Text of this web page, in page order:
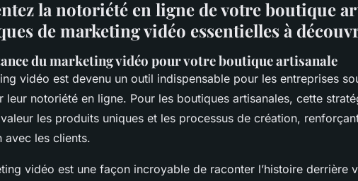
en ligne de
: techniques
essentielles à
la notoriété en ligne de votre boutique
de marketing vidéo essentielles à
du marketing vidéo pour votre boutique artisanale
vidéo est devenu un outil indispensable pour les entreprises
leur notoriété en ligne. Pour les boutiques artisanales, cette
les produits uniques et les processus de création,
avec les clients.
vidéo est une façon incroyable de raconter l’histoire derrière